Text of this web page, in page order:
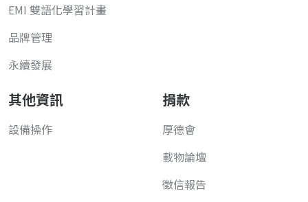
EMI 雙語化學習計畫
品牌管理
永續發展
其他資訊
設備操作
捐款
厚德會
載物論壇
徵信報告